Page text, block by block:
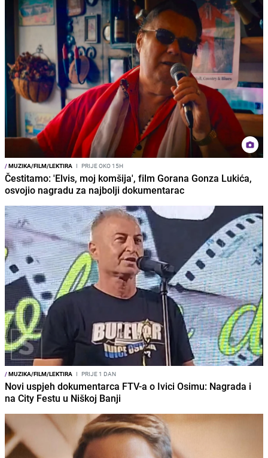
/MUZIKA/FILM/LEKTIRA I PRIJE OKO 15H
Čestitamo: 'Elvis, moj komšija', film Gorana Gonza Lukića,
osvojio nagradu za najbolji dokumentarac
/MUZIKA/FILM/LEKTIRA I PRIJE 1 DAN
Novi uspjeh dokumentarca FTV-a o Ivici Osimu: Nagrada i
na City Festu u Niškoj Banji